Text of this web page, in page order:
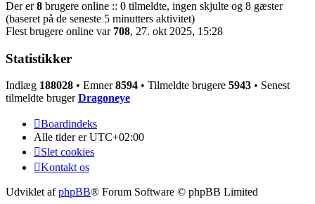
Der er8 brugere online :: 0 tilmeldte, ingen skjulte og 8 gæster
(baseret på de seneste 5 minutters aktivitet)
Flest brugere online var 708, 27. okt 2025, 15:28
Statistikker
Indlæg 188028 • Emner8594 • Tilmeldte brugere 5943 • Senest
tilmeldte brugerDragoneye
Boardindeks
Alle tider erUTC+02:00
Slet cookies
Kontakt os
Udviklet afphpBB® Forum Software © phpBB Limited